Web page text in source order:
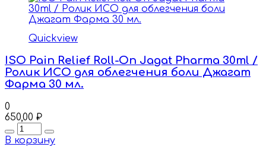
Quickview
ISO Pain Relief Roll-On Jagat Pharma 30ml /
Ролик ИСО для облегчения боли Джагат
Фарма 30 мл.
0
650,00 ₽
Quantity
В корзину